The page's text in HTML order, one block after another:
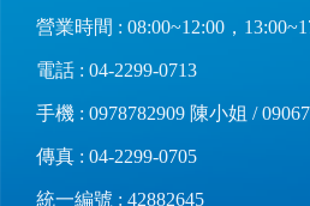
營業時間 : 08:00~12:00，
電話 : 04-2299-0713
手機 : 0978782909 陳小姐 /
傳真 : 04-2299-0705
統一編號 : 42882645